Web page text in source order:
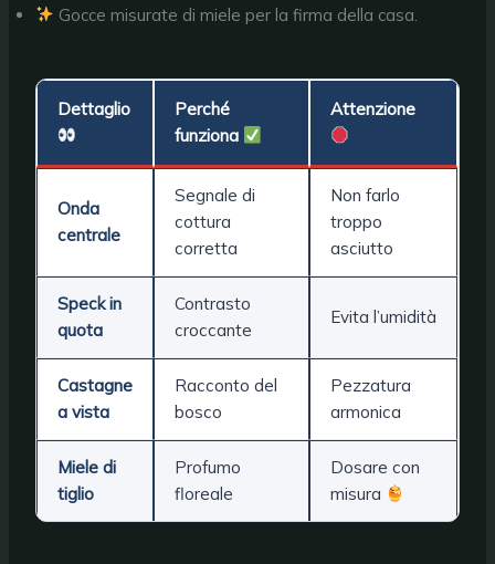
Gocce misurate di miele per la firma della casa.
Dettaglio
Perché
funziona
Attenzione
Onda
centrale
Segnale di
cottura
corretta
Non farlo
troppo
asciutto
Speckin
quota
Contrasto
croccante
Evita l’umidità
Castagne
a vista
Racconto del
bosco
Pezzatura
armonica
Miele di
tiglio
Profumo
floreale
Dosare con
misura